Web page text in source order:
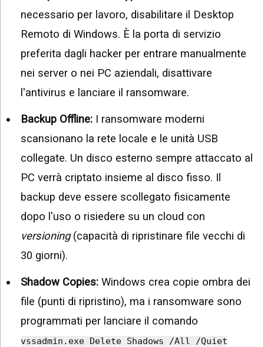
necessario per lavoro, disabilitare il Desktop
Remoto di Windows. È la porta di servizio
preferita dagli hacker per entrare manualmente
nei server o nei PC aziendali, disattivare
l'antivirus e lanciare il ransomware.
Backup Offline: I ransomware moderni
scansionano la rete locale e le unità USB
collegate. Un disco esterno sempre attaccato al
PC verrà criptato insieme al disco fisso. Il
backup deve essere scollegato fisicamente
dopo l'uso o risiedere su un cloud con
versioning(capacità di ripristinare file vecchi di
30 giorni).
Shadow Copies: Windows crea copie ombra dei
file (punti di ripristino), ma i ransomware sono
programmati per lanciare il comando
vssadmin.exe Delete Shadows /All /Quiet